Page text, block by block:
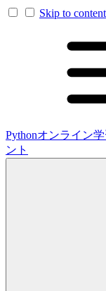
Skip to content
Pythonオンライン
ント